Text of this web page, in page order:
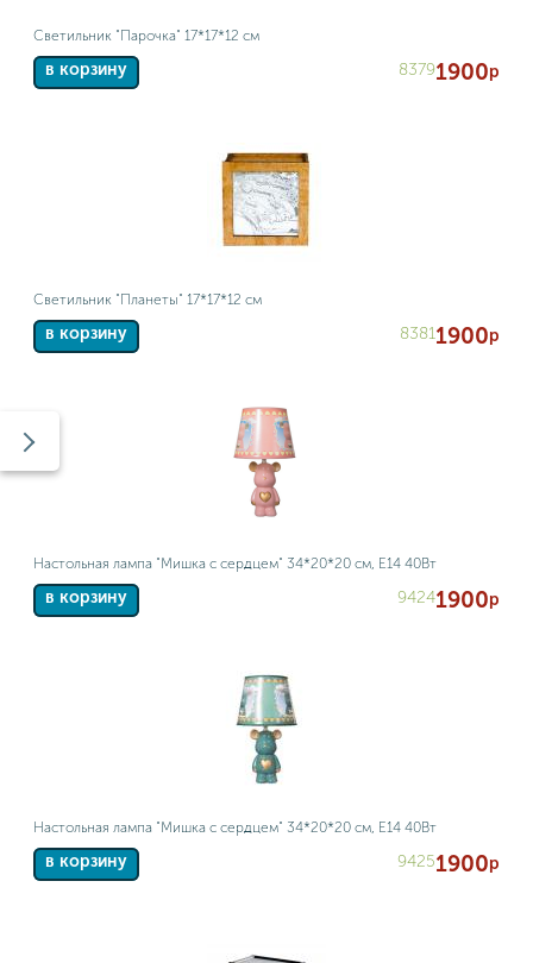
Светильник "Парочка" 17*17*12 см
в корзину 83791900р
Светильник "Планеты" 17*17*12 см
в корзину 83811900р
Настольная лампа "Мишка с сердцем" 34*20*20 см, Е14 40Вт
в корзину 94241900р
Настольная лампа "Мишка с сердцем" 34*20*20 см, Е14 40Вт
в корзину 94251900р